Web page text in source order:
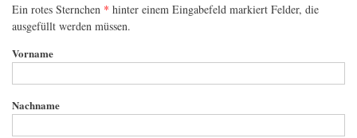
Ein rotes Sternchen * hinter einem Eingabefeld markiert Felder, die
ausgefüllt werden müssen.
Vorname
Nachname